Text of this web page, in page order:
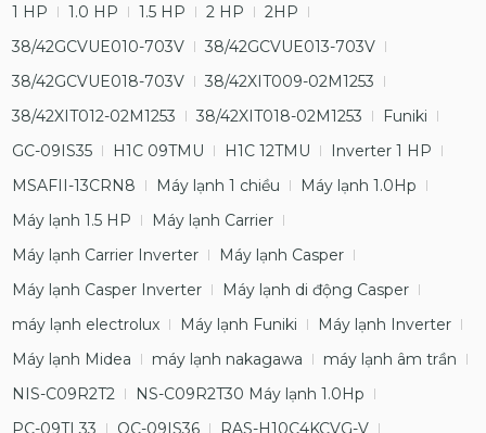
1 HP 1.0 HP 1.5 HP 2 HP
2HP
38/42GCVUE010-703V
38/42GCVUE013-703V
38/42GCVUE018-703V
38/42XIT009-02M1253
38/42XIT012-02M1253
38/42XIT018-02M1253
Funiki
GC-09IS35
H1C 09TMU H1C 12TMU
Inverter 1 HP
MSAFII-13CRN8
Máy lạnh 1 chiều
Máy lạnh 1.0Hp
Máy lạnh 1.5 HP
Máy lạnh Carrier
Máy lạnh Carrier Inverter
Máy lạnh Casper
Máy lạnh Casper Inverter
Máy lạnh di động Casper
máy lạnh electrolux
Máy lạnh Funiki
Máy lạnh Inverter
Máy lạnh Midea
máy lạnh nakagawa
máy lạnh âm trần
NIS-C09R2T2
NS-C09R2T30 Máy lạnh 1.0Hp
PC-09TL33
QC-09IS36 RAS-H10C4KCVG-V